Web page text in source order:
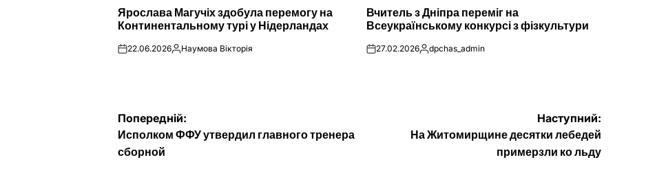
У
Ярослава Магучіх здобула перемогу на
Континентальному турі у Нідерландах
on22.06.2026Опубліковано
Наумова Вікторія
У
Вчитель з Дніпра переміг на
Всеукраїнському конкурсі з фізкультури
on27.02.2026Опубліковано
dpchas_admin
Навігація
записів
Попередній:
Исполком ФФУ утвердил главного тренера
сборной
Наступний:
На Житомирщине десятки лебедей
примерзли ко льду